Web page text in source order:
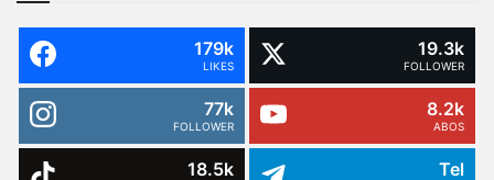
179k
LIKES
19.3k
FOLLOWER
77k
FOLLOWER
8.2k
ABOS
18.5k Tel